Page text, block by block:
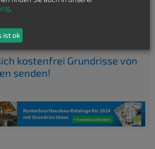
Grundriss gefunden?
kostenfrei Grundrisse von
senden!
.
ist ok